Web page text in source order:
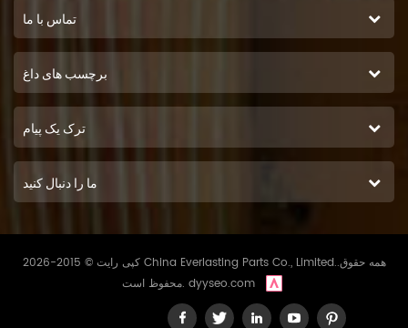
تماس با ما
برچسب های داغ
ترک یک پیام
ما را دنبال کنید
کپی رایت © 2015-2026 China Everlasting Parts Co., Limited..همه حقوق
محفوظ است. dyyseo.com